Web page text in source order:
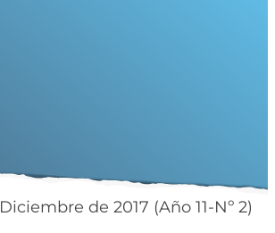
Diciembre de 2017 (Año 11-Nº 2)